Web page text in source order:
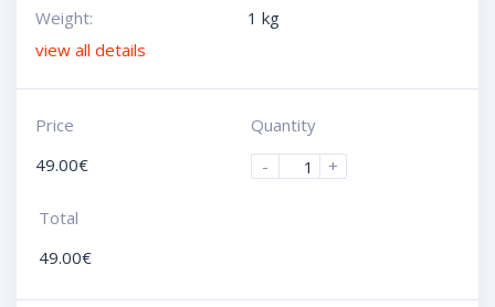
Weight:
1 kg
view all details
Price
49.00€
Quantity
-
+
Total
49.00€